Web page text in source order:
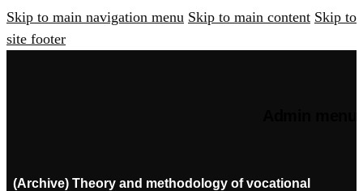
Skip to main navigation menu Skip to main content Skip to
site footer
(Archive) Theory and methodology of vocational